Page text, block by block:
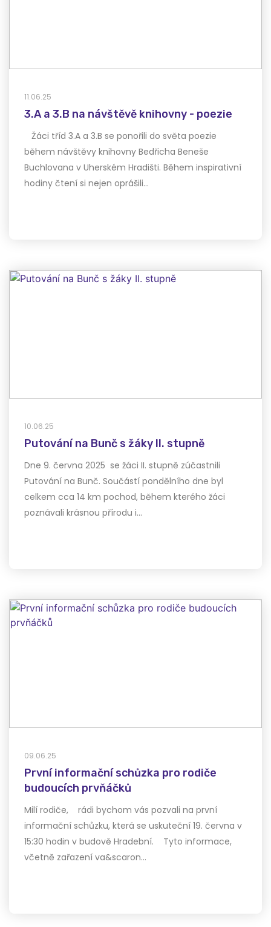
11.06.25
3.A a 3.B na návštěvě knihovny - poezie
Žáci tříd 3.A a 3.B se ponořili do světa poezie
během návštěvy knihovny Bedřicha Beneše
Buchlovana v Uherském Hradišti. Během inspirativní
hodiny čtení si nejen oprášili…
10.06.25
Putování na Bunč s žáky II. stupně
Dne 9. června 2025 se žáci II. stupně zúčastnili
Putování na Bunč. Součástí pondělního dne byl
celkem cca 14 km pochod, během kterého žáci
poznávali krásnou přírodu i…
09.06.25
První informační schůzka pro rodiče
budoucích prvňáčků
Milí rodiče, rádi bychom vás pozvali na první
informační schůzku, která se uskuteční 19. června v
15:30 hodin v budově Hradební. Tyto informace,
včetně zařazení va&scaron…